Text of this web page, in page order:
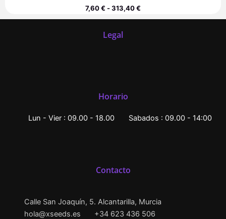
7,60€-313,40€
Legal
Horario
Lun - Vier : 09.00 - 18.00 Sabados : 09.00 - 14:00
Contacto
Calle San Joaquín, 5. Alcantarilla, Murcia
hola@xseeds.es
+34 623 436 506